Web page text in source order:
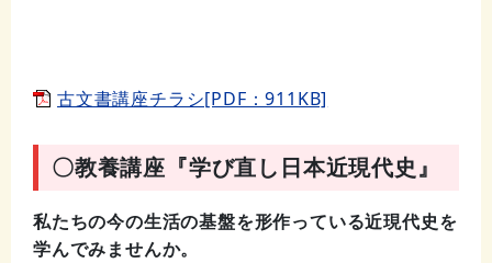
古文書講座チラシ[PDF：911KB]
〇教養講座『学び直し日本近現代史』
私たちの今の生活の基盤を形作っている近現代史を
学んでみませんか。